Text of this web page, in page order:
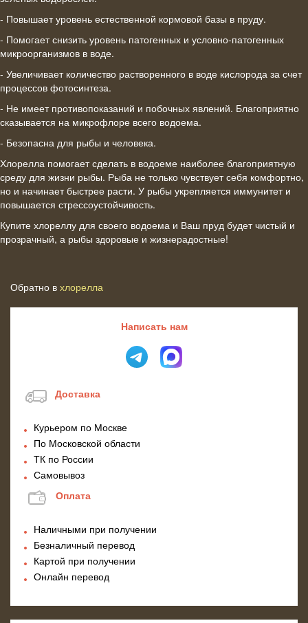
- Повышает уровень естественной кормовой базы в пруду.
- Помогает снизить уровень патогенных и условно-патогенных
микроорганизмов в воде.
- Увеличивает количество растворенного в воде кислорода за счет
процессов фотосинтеза.
- Не имеет противопоказаний и побочных явлений. Благоприятно
сказывается на микрофлоре всего водоема.
- Безопасна для рыбы и человека.
Хлорелла помогает сделать в водоеме наиболее благоприятную
среду для жизни рыбы. Рыба не только чувствует себя комфортно,
но и начинает быстрее расти. У рыбы укрепляется иммунитет и
повышается стрессоустойчивость.
Купите хлореллу для своего водоема и Ваш пруд будет чистый и
прозрачный, а рыбы здоровые и жизнерадостные!
Обратно в хлорелла
Написать нам
Доставка
Курьером по Москве
По Московской области
ТК по России
Самовывоз
Оплата
Наличными при получении
Безналичный перевод
Картой при получении
Онлайн перевод